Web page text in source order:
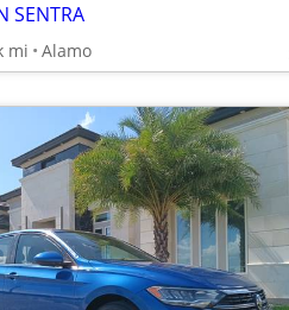
SENTRA
mi Alamo